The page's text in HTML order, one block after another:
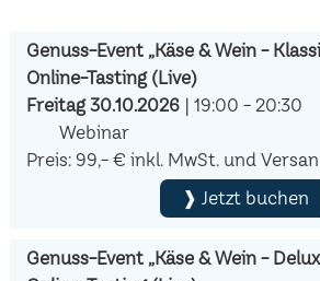
Genuss-Event „Käse & Wein -
Online-Tasting (Live)
Freitag 30.10.2026| 19:00 - 20:30
Webinar
Preis: 99,- € inkl. MwSt. und
❱ Jetzt buchen
Genuss-Event „Käse & Wein -